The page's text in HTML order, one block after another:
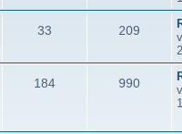
33 209
184 990